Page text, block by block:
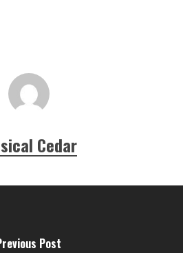
Cedar
Post